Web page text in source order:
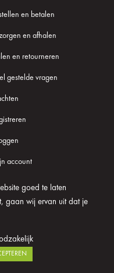
goed te laten
gaan wij ervan uit dat je
en betalen
en afhalen
en retourneren
gestelde vragen
account